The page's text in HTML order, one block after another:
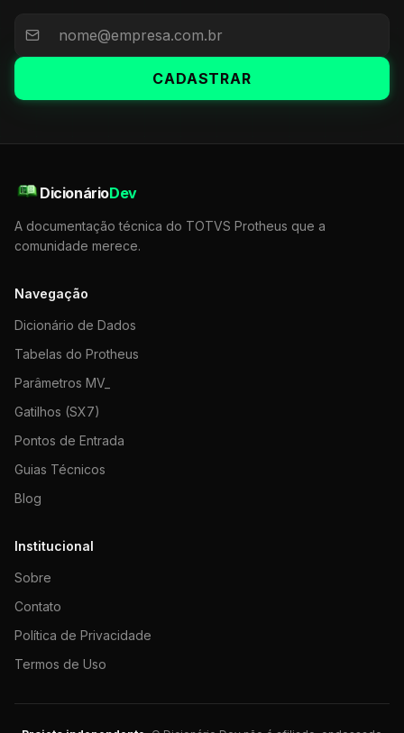
CADASTRAR
DicionárioDev
A documentação técnica do TOTVS Protheus que a
comunidade merece.
Navegação
Dicionário de Dados
Tabelas do Protheus
Parâmetros MV_
Gatilhos (SX7)
Pontos de Entrada
Guias Técnicos
Blog
Institucional
Sobre
Contato
Política de Privacidade
Termos de Uso